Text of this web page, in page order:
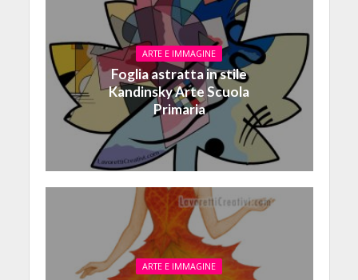
ARTE E IMMAGINE
Foglia astratta in stile
Kandinsky Arte Scuola
Primaria
ARTE E IMMAGINE